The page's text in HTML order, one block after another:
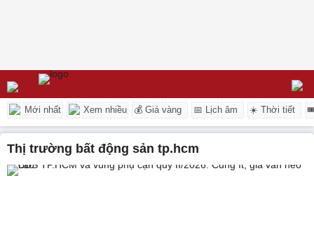
Mới nhất Xem nhiều 💰 Giá vàng 📅 Lịch âm ☀️ Thời tiết
thị trường bất động sản tp.hcm